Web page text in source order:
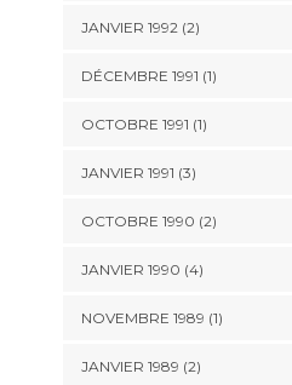
JANVIER 1992 (2)
DÉCEMBRE 1991 (1)
OCTOBRE 1991 (1)
JANVIER 1991 (3)
OCTOBRE 1990 (2)
JANVIER 1990 (4)
NOVEMBRE 1989 (1)
JANVIER 1989 (2)